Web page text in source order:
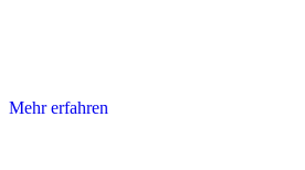
Mehr erfahren